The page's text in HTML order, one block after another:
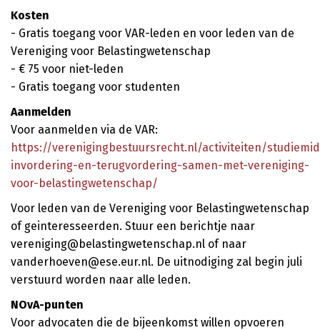
Kosten
- Gratis toegang voor VAR-leden en voor leden van de
Vereniging voor Belastingwetenschap
- € 75 voor niet-leden
- Gratis toegang voor studenten
Aanmelden
Voor aanmelden via de VAR:
https://verenigingbestuursrecht.nl/activiteiten/
invordering-en-terugvordering-samen-met-vereniging-
voor-belastingwetenschap/
Voor leden van de Vereniging voor Belastingwetenschap
of geinteresseerden. Stuur een berichtje naar
vereniging@belastingwetenschap.nl of naar
vanderhoeven@ese.eur.nl. De uitnodiging zal begin juli
verstuurd worden naar alle leden.
NOvA-punten
Voor advocaten die de bijeenkomst willen opvoeren